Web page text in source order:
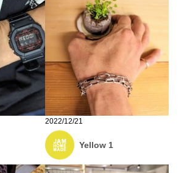
2022/12/21
Yellow 1